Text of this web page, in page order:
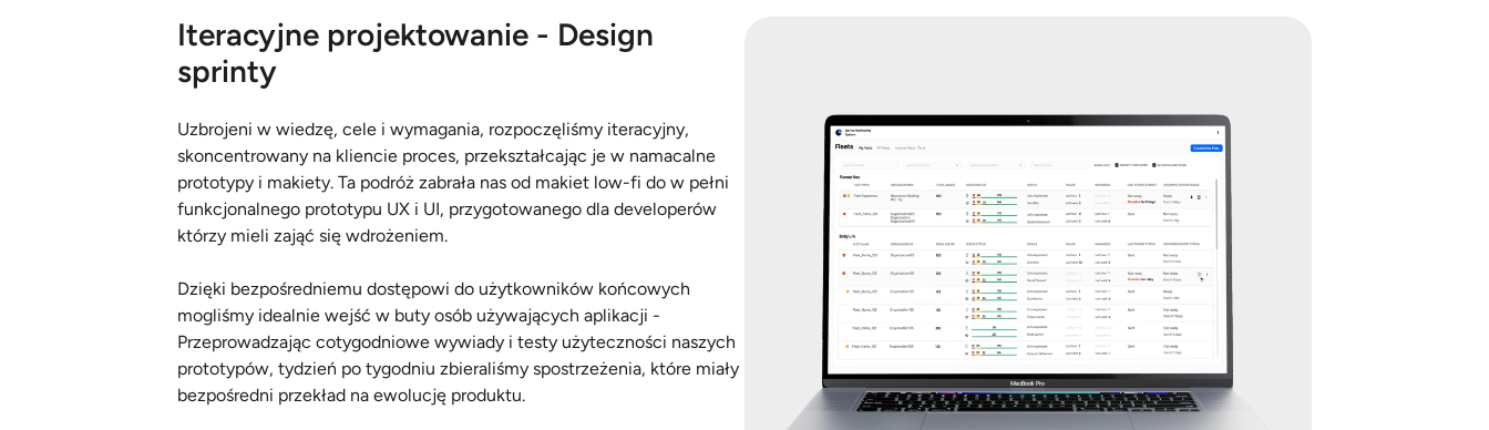
Iteracyjne projektowanie - Design
sprinty
Uzbrojeni w wiedzę, cele i wymagania, rozpoczęliśmy iteracyjny,
skoncentrowany na kliencie proces, przekształcając je w namacalne
prototypy i makiety. Ta podróż zabrała nas od makiet low-fi do w pełni
funkcjonalnego prototypu UX i UI, przygotowanego dla developerów
którzy mieli zająć się wdrożeniem.
Dzięki bezpośredniemu dostępowi do użytkowników końcowych
mogliśmy idealnie wejść w buty osób używających aplikacji -
Przeprowadzając cotygodniowe wywiady i testy użyteczności naszych
prototypów, tydzień po tygodniu zbieraliśmy spostrzeżenia, które miały
bezpośredni przekład na ewolucję produktu.